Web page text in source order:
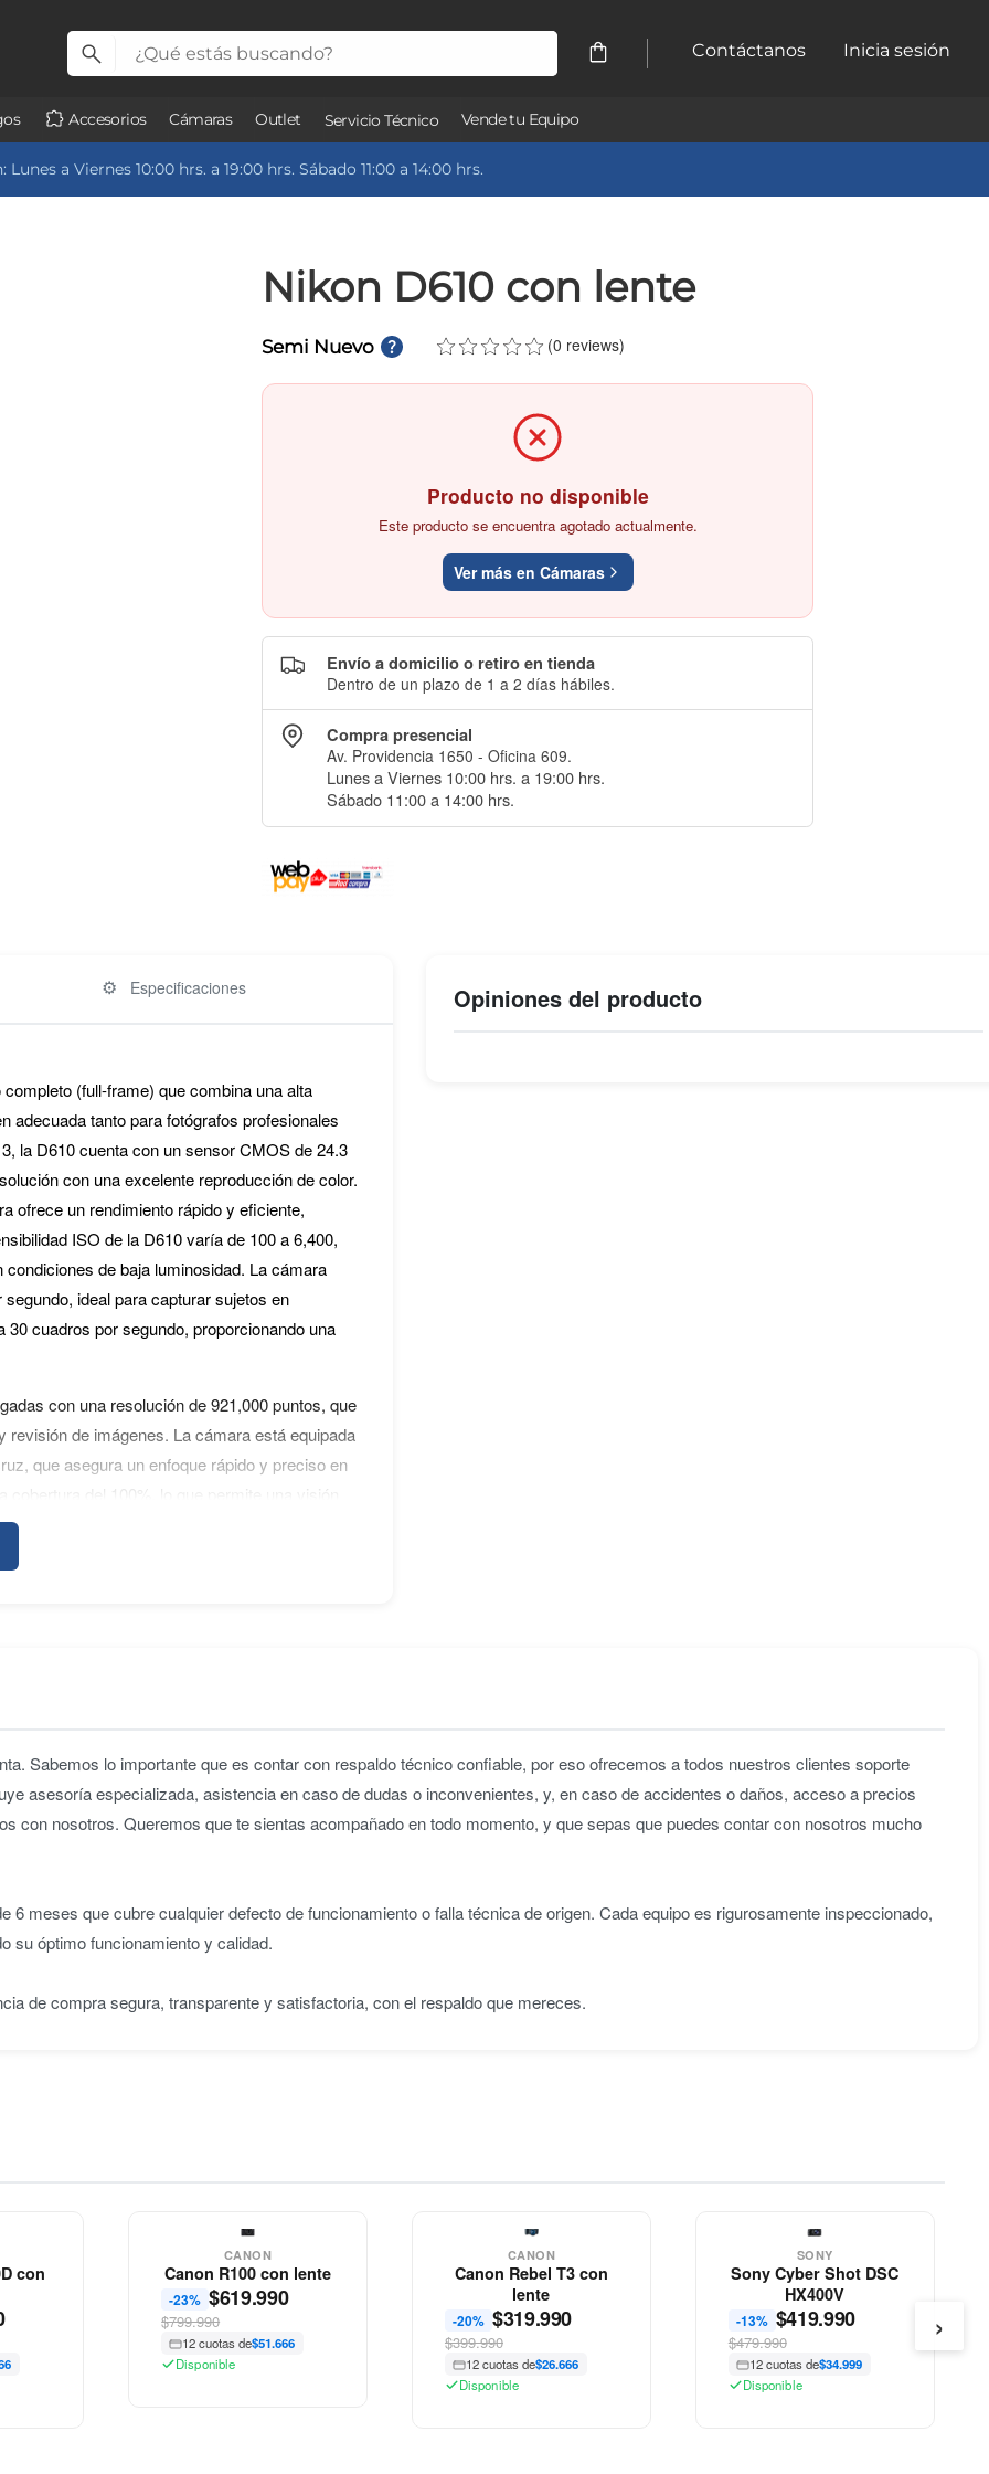
Contáctanos Inicia sesión
Accesorios Cámaras Outlet Servicio Técnico Vende tu Equipo
a Viernes 10:00 hrs. a 19:00 hrs. Sábado 11:00 a 14:00 hrs.
Nikon D610 con lente
Semi Nuevo (0 reviews)
Producto no disponible
Este producto se encuentra agotado actualmente.
Ver más en Cámaras
Envío a domicilio o retiro en tienda
Dentro de un plazo de 1 a 2 días hábiles.
Compra presencial
Av. Providencia 1650 - Oficina 609.
Lunes a Viernes 10:00 hrs. a 19:00 hrs.
Sábado 11:00 a 14:00 hrs.
⚙️ Especificaciones
(full-frame) que combina una alta
adecuada tanto para fotógrafos profesionales
la D610 cuenta con un sensor CMOS de 24.3
con una excelente reproducción de color.
ofrece un rendimiento rápido y eficiente,
ISO de la D610 varía de 100 a 6,400,
de baja luminosidad. La cámara
ideal para capturar sujetos en
cuadros por segundo, proporcionando una
con una resolución de 921,000 puntos, que
de imágenes. La cámara está equipada
que asegura un enfoque rápido y preciso en
del 100%, lo que permite una visión
la intemperie, diseñado para soportar el uso en
como el modo de disparo en
Opiniones del producto
Sabemos lo importante que es contar con respaldo técnico confiable, por eso ofrecemos a todos nuestros clientes soporte
asesoría especializada, asistencia en caso de dudas o inconvenientes, y, en caso de accidentes o daños, acceso a precios
con nosotros. Queremos que te sientas acompañado en todo momento, y que sepas que puedes contar con nosotros mucho
meses que cubre cualquier defecto de funcionamiento o falla técnica de origen. Cada equipo es rigurosamente inspeccionado,
su óptimo funcionamiento y calidad.
de compra segura, transparente y satisfactoria, con el respaldo que mereces.
con
CANON
Canon R100 con lente
-23% $619.990
$799.990
12 cuotas de$51.666
Disponible
CANON
Canon Rebel T3 con
lente
-20% $319.990
$399.990
12 cuotas de$26.666
Disponible
SONY
Sony Cyber Shot DSC
HX400V
-13% $419.990
$479.990
12 cuotas de$34.999
Disponible
›